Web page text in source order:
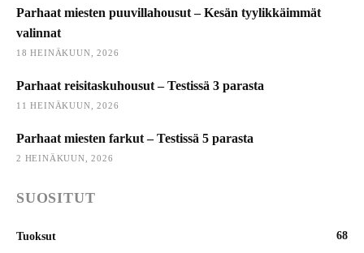
Parhaat miesten puuvillahousut – Kesän tyylikkäimmät
valinnat
18 HEINÄKUUN, 2026
Parhaat reisitaskuhousut – Testissä 3 parasta
11 HEINÄKUUN, 2026
Parhaat miesten farkut – Testissä 5 parasta
2 HEINÄKUUN, 2026
SUOSITUT
Tuoksut 68